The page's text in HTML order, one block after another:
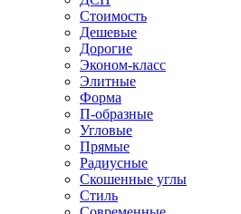
Стоимость
Дешевые
Дорогие
Эконом-класс
Элитные
Форма
П-образные
Угловые
Прямые
Радиусные
Скошенные углы
Стиль